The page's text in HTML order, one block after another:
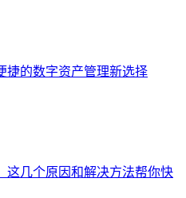
捷的数字资产管理新选择
这几个原因和解决方法帮你快